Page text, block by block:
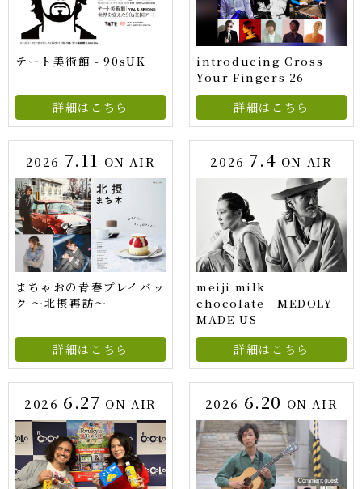
テート美術館 - 90sUK
詳細はこちら
introducing Cross
Your Fingers 26
詳細はこちら
2026 7.11 ON AIR
まちゃおの青春プレイバッ
ク ～北摂再訪～
詳細はこちら
2026 7.4 ON AIR
meiji milk
chocolate MEDOLY
MADE US
詳細はこちら
2026 6.27 ON AIR 2026 6.20 ON AIR